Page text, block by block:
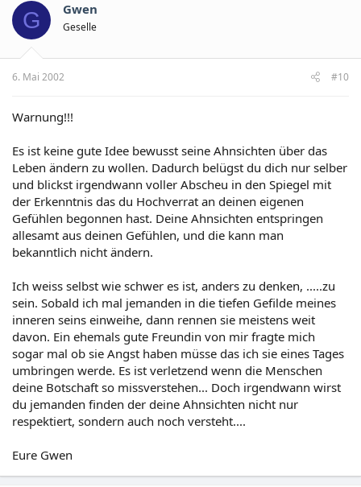
G Gwen
Geselle
6. Mai 2002 #10
Warnung!!!
Es ist keine gute Idee bewusst seine Ahnsichten über das
Leben ändern zu wollen. Dadurch belügst du dich nur selber
und blickst irgendwann voller Abscheu in den Spiegel mit
der Erkenntnis das du Hochverrat an deinen eigenen
Gefühlen begonnen hast. Deine Ahnsichten entspringen
allesamt aus deinen Gefühlen, und die kann man
bekanntlich nicht ändern.
Ich weiss selbst wie schwer es ist, anders zu denken, .....zu
sein. Sobald ich mal jemanden in die tiefen Gefilde meines
inneren seins einweihe, dann rennen sie meistens weit
davon. Ein ehemals gute Freundin von mir fragte mich
sogar mal ob sie Angst haben müsse das ich sie eines Tages
umbringen werde. Es ist verletzend wenn die Menschen
deine Botschaft so missverstehen... Doch irgendwann wirst
du jemanden finden der deine Ahnsichten nicht nur
respektiert, sondern auch noch versteht....
Eure Gwen